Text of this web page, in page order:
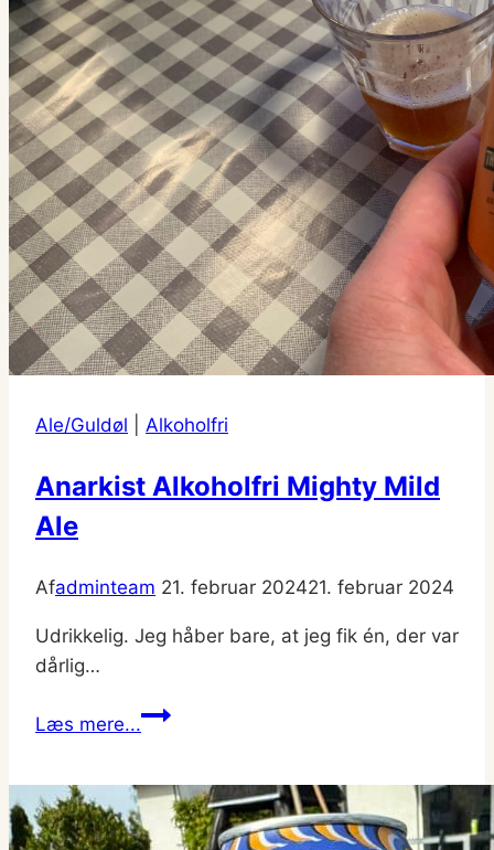
Ale/Guldøl Alkoholfri
Anarkist Alkoholfri Mighty Mild
Ale
Afadminteam 21. februar 202421. februar 2024
Udrikkelig. Jeg håber bare, at jeg fik én, der var
dårlig…
Læs mere...Anarkist
Mild
Ale